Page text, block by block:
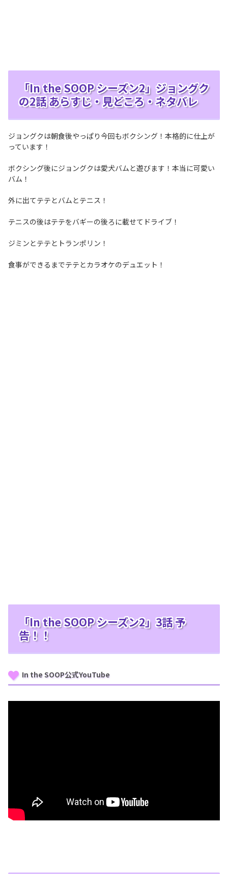
「In the SOOP シーズン2」ジョングク
の2話 あらすじ・見どころ・ネタバレ
ジョングクは朝食後やっぱり今回もボクシング！本格的に仕上が
っています！
ボクシング後にジョングクは愛犬バムと遊びます！本当に可愛い
バム！
外に出てテテとバムとテニス！
テニスの後はテテをバギーの後ろに載せてドライブ！
ジミンとテテとトランポリン！
食事ができるまでテテとカラオケのデュエット！
「In the SOOP シーズン2」3話 予
告！！
In the SOOP公式YouTube